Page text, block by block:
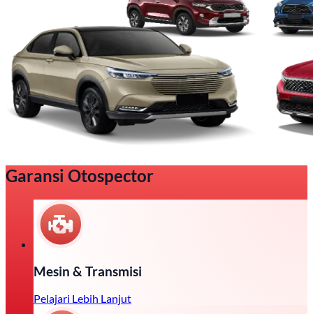
Garansi Otospector
Mesin & Transmisi
Pelajari Lebih Lanjut